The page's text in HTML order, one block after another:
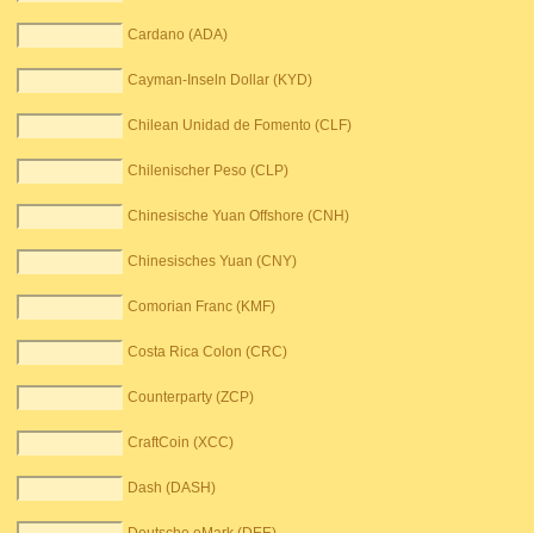
Cardano (ADA)
Cayman-Inseln Dollar (KYD)
Chilean Unidad de Fomento (CLF)
Chilenischer Peso (CLP)
Chinesische Yuan Offshore (CNH)
Chinesisches Yuan (CNY)
Comorian Franc (KMF)
Costa Rica Colon (CRC)
Counterparty (ZCP)
CraftCoin (XCC)
Dash (DASH)